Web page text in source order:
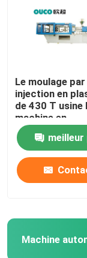
Visite d'usine
Contactez-
Demandez
Machine de
Le moulage par
injection en
de 430 T usine
machine en
caoutchouc de
moulage par
de seau
meilleur